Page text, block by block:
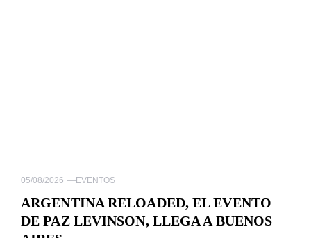
05/08/2026 —EVENTOS
ARGENTINA RELOADED, EL EVENTO
DE PAZ LEVINSON, LLEGA A BUENOS